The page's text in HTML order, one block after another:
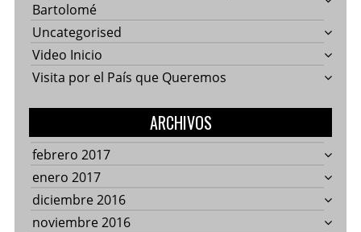
Bartolomé
Uncategorised
Video Inicio
Visita por el País que Queremos
ARCHIVOS
febrero 2017
enero 2017
diciembre 2016
noviembre 2016